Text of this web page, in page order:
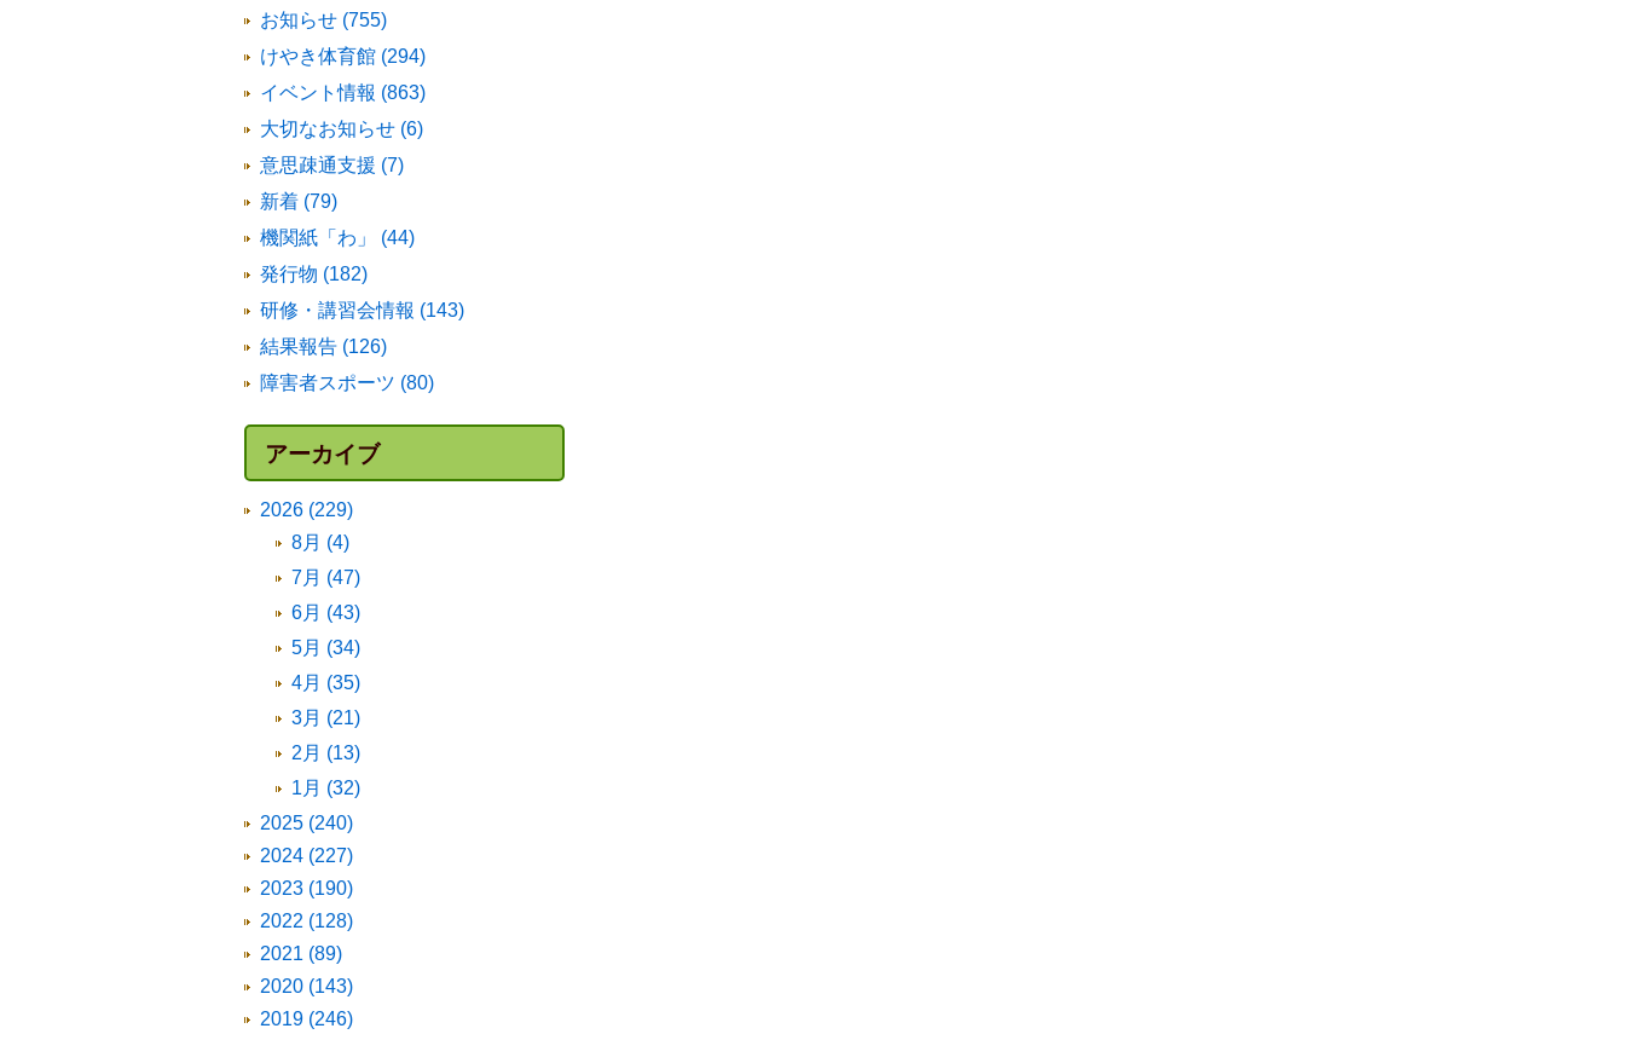
お知らせ (755)
けやき体育館 (294)
イベント情報 (863)
大切なお知らせ (6)
意思疎通支援 (7)
新着 (79)
機関紙「わ」 (44)
発行物 (182)
研修・講習会情報 (143)
結果報告 (126)
障害者スポーツ (80)
アーカイブ
2026 (229)
8月 (4)
7月 (47)
6月 (43)
5月 (34)
4月 (35)
3月 (21)
2月 (13)
1月 (32)
2025 (240)
2024 (227)
2023 (190)
2022 (128)
2021 (89)
2020 (143)
2019 (246)